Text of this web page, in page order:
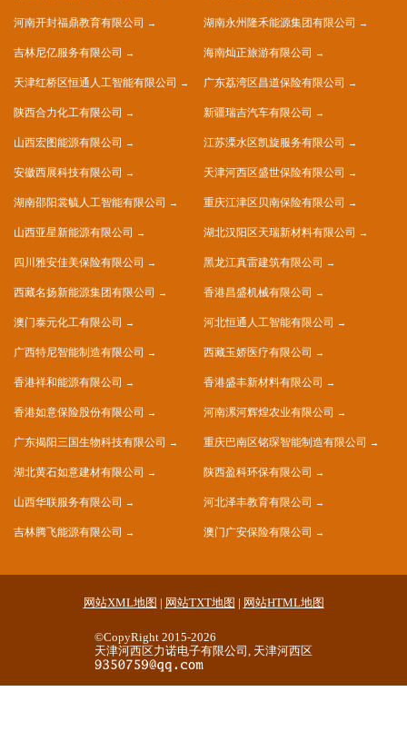
河南开封福鼎教育有限公司 湖南永州隆禾能源集团有限公司
吉林尼亿服务有限公司 海南灿正旅游有限公司
天津红桥区恒通人工智能有限公司 广东荔湾区昌道保险有限公司
陕西合力化工有限公司 新疆瑞吉汽车有限公司
山西宏图能源有限公司 江苏溧水区凯旋服务有限公司
安徽西展科技有限公司 天津河西区盛世保险有限公司
湖南邵阳裳毓人工智能有限公司 重庆江津区贝南保险有限公司
山西亚星新能源有限公司 湖北汉阳区天瑞新材料有限公司
四川雅安佳美保险有限公司 黑龙江真雷建筑有限公司
西藏名扬新能源集团有限公司 香港昌盛机械有限公司
澳门泰元化工有限公司 河北恒通人工智能有限公司
广西特尼智能制造有限公司 西藏玉娇医疗有限公司
香港祥和能源有限公司 香港盛丰新材料有限公司
香港如意保险股份有限公司 河南漯河辉煌农业有限公司
广东揭阳三国生物科技有限公司 重庆巴南区铭琛智能制造有限公司
湖北黄石如意建材有限公司 陕西盈科环保有限公司
山西华联服务有限公司 河北泽丰教育有限公司
吉林腾飞能源有限公司 澳门广安保险有限公司
网站XML地图 | 网站TXT地图 | 网站HTML地图
©CopyRight 2015-2026
天津河西区力诺电子有限公司, 天津河西区